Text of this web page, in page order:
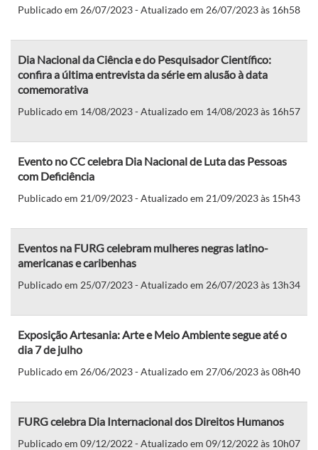
Publicado em 26/07/2023 - Atualizado em 26/07/2023 às 16h58
Dia Nacional da Ciência e do Pesquisador Científico:
confira a última entrevista da série em alusão à data
comemorativa
Publicado em 14/08/2023 - Atualizado em 14/08/2023 às 16h57
Evento no CC celebra Dia Nacional de Luta das Pessoas
com Deficiência
Publicado em 21/09/2023 - Atualizado em 21/09/2023 às 15h43
Eventos na FURG celebram mulheres negras latino-
americanas e caribenhas
Publicado em 25/07/2023 - Atualizado em 26/07/2023 às 13h34
Exposição Artesania: Arte e Meio Ambiente segue até o
dia 7 de julho
Publicado em 26/06/2023 - Atualizado em 27/06/2023 às 08h40
FURG celebra Dia Internacional dos Direitos Humanos
Publicado em 09/12/2022 - Atualizado em 09/12/2022 às 10h07